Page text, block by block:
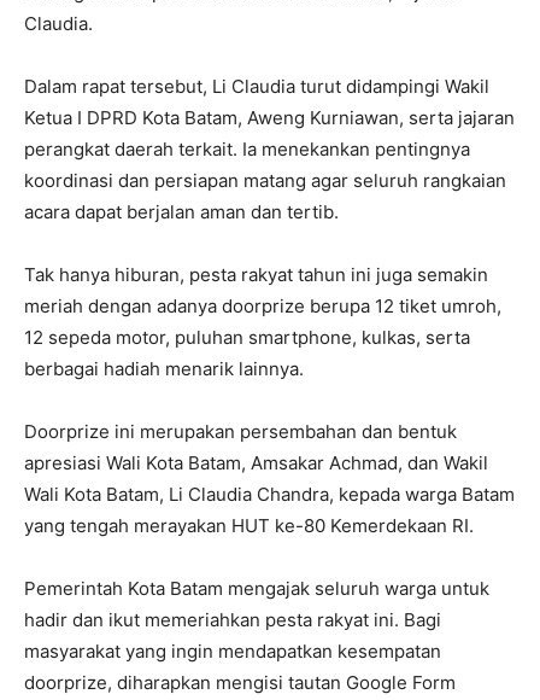
Claudia.
Dalam rapat tersebut, Li Claudia turut didampingi Wakil
Ketua I DPRD Kota Batam, Aweng Kurniawan, serta jajaran
perangkat daerah terkait. Ia menekankan pentingnya
koordinasi dan persiapan matang agar seluruh rangkaian
acara dapat berjalan aman dan tertib.
Tak hanya hiburan, pesta rakyat tahun ini juga semakin
meriah dengan adanya doorprize berupa 12 tiket umroh,
12 sepeda motor, puluhan smartphone, kulkas, serta
berbagai hadiah menarik lainnya.
Doorprize ini merupakan persembahan dan bentuk
apresiasi Wali Kota Batam, Amsakar Achmad, dan Wakil
Wali Kota Batam, Li Claudia Chandra, kepada warga Batam
yang tengah merayakan HUT ke-80 Kemerdekaan RI.
Pemerintah Kota Batam mengajak seluruh warga untuk
hadir dan ikut memeriahkan pesta rakyat ini. Bagi
masyarakat yang ingin mendapatkan kesempatan
doorprize, diharapkan mengisi tautan Google Form